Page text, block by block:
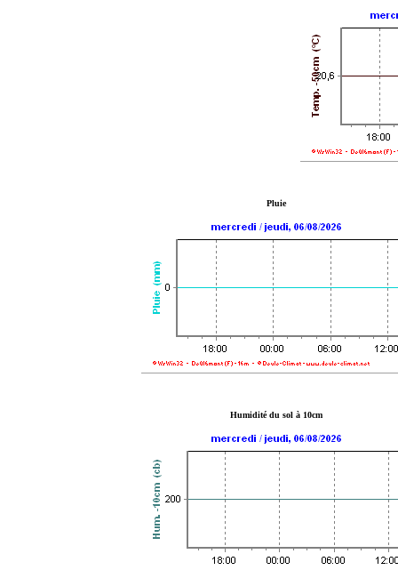
Pluie
Humidité du sol à 10cm